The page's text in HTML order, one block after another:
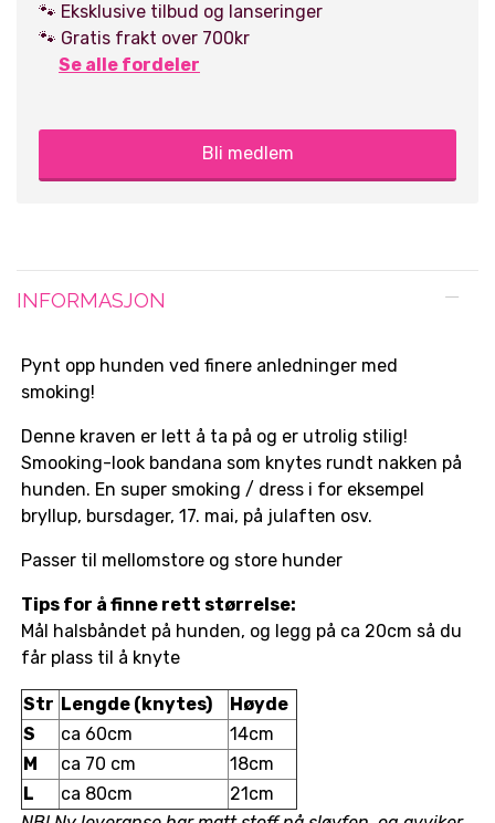
🐾 Eksklusive tilbud og lanseringer
🐾 Gratis frakt over 700kr
Se alle fordeler
Bli medlem
INFORMASJON
Pynt opp hunden ved finere anledninger med
smoking!
Denne kraven er lett å ta på og er utrolig stilig!
Smooking-look bandana som knytes rundt nakken på
hunden. En super smoking / dress i for eksempel
bryllup, bursdager, 17. mai, på julaften osv.
Passer til mellomstore og store hunder
Tips for å finne rett størrelse:
Mål halsbåndet på hunden, og legg på ca 20cm så du
får plass til å knyte
Str Lengde (knytes)
Høyde
S
ca 60cm
14cm
M
ca 70 cm
18cm
L
ca 80cm
21cm